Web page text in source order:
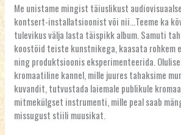
Me unistame mingist täiuslikust
kontsert-installatsioonist või nii…Teeme ka
tulevikus välja lasta täispikk album. Samuti
koostöid teiste kunstnikega, kaasata rohkem
ning produktsioonis eksperimenteerida.
kromaatiline kannel, mille juures tahaksime
kuvandit, tutvustada laiemale publikule
mitmekülgset instrumenti, mille peal saab
missugust stiili muusikat.